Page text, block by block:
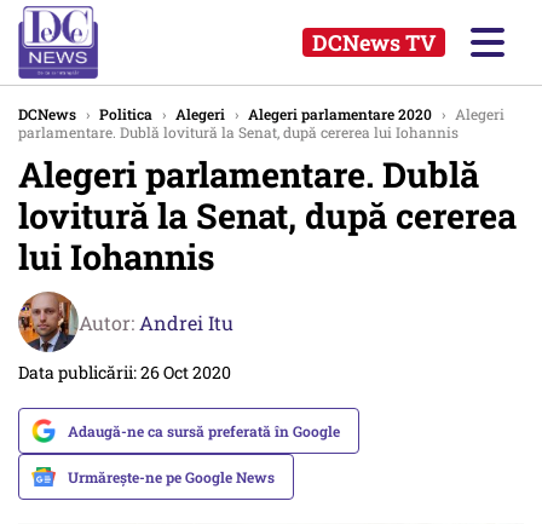
DCNews TV
DCNews › Politica › Alegeri › Alegeri parlamentare 2020 › Alegeri
parlamentare. Dublă lovitură la Senat, după cererea lui Iohannis
Alegeri parlamentare. Dublă
lovitură la Senat, după cererea
lui Iohannis
Autor: Andrei Itu
Data publicării: 26 Oct 2020
Adaugă-ne ca sursă preferată în Google
Urmărește-ne pe Google News